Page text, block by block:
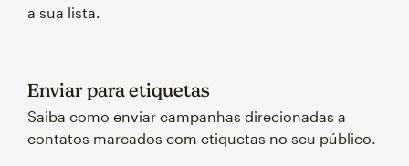
a sua lista.
Enviar para etiquetas
Saiba como enviar campanhas direcionadas a
contatos marcados com etiquetas no seu público.